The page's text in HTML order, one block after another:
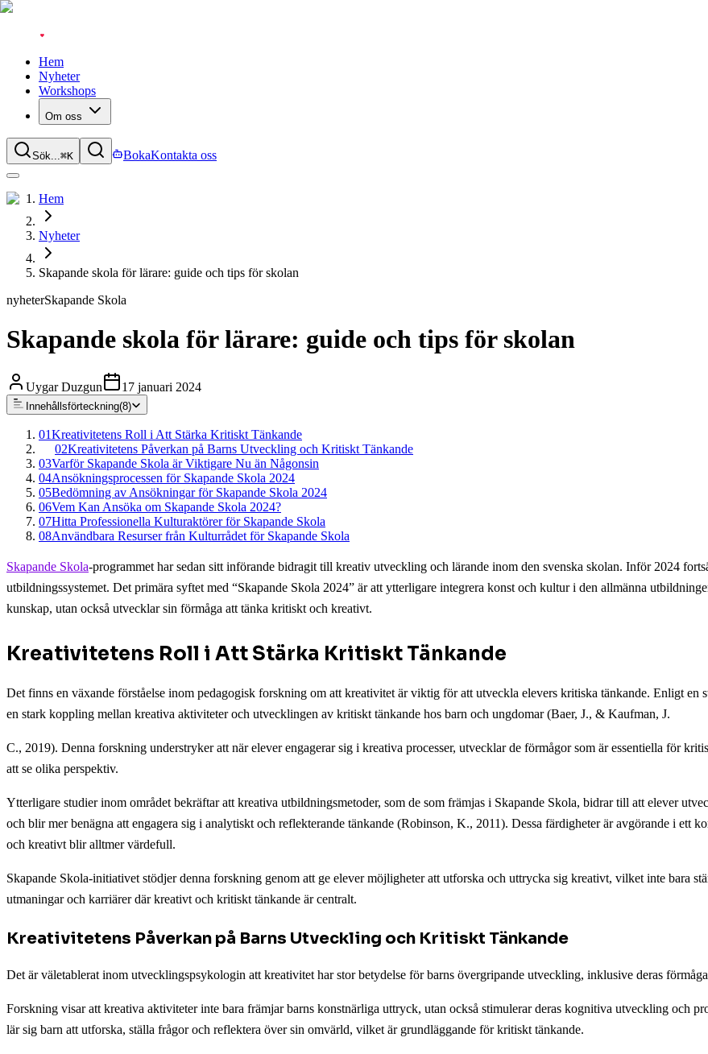
Hem
Nyheter
Workshops
Om oss
Sök...⌘K BokaKontakta oss
Hem
Nyheter
Skapande skola för lärare: guide och tips för skolan
nyheterSkapande Skola
Skapande skola för lärare: guide och tips för skolan
Uygar Duzgun 17 januari 2024
Innehållsförteckning(8)
01Kreativitetens Roll i Att Stärka Kritiskt Tänkande
02Kreativitetens Påverkan på Barns Utveckling och Kritiskt Tänkande
03Varför Skapande Skola är Viktigare Nu än Någonsin
04Ansökningsprocessen för Skapande Skola 2024
05Bedömning av Ansökningar för Skapande Skola 2024
06Vem Kan Ansöka om Skapande Skola 2024?
07Hitta Professionella Kulturaktörer för Skapande Skola
08Användbara Resurser från Kulturrådet för Skapande Skola
Skapande Skola-programmet har sedan sitt införande bidragit till kreativ utveckling och lärande inom den svenska skolan. Inför 2024
utbildningssystemet. Det primära syftet med “Skapande Skola 2024” är att ytterligare integrera konst och kultur i den allmänna
kunskap, utan också utvecklar sin förmåga att tänka kritiskt och kreativt.
Kreativitetens Roll i Att Stärka Kritiskt Tänkande
Det finns en växande förståelse inom pedagogisk forskning om att kreativitet är viktig för att utveckla elevers kritiska tänkande. Enligt
en stark koppling mellan kreativa aktiviteter och utvecklingen av kritiskt tänkande hos barn och ungdomar (Baer, J., & Kaufman, J.
C., 2019). Denna forskning understryker att när elever engagerar sig i kreativa processer, utvecklar de förmågor som är essentiella för
att se olika perspektiv.
Ytterligare studier inom området bekräftar att kreativa utbildningsmetoder, som de som främjas i Skapande Skola, bidrar till att elever
och blir mer benägna att engagera sig i analytiskt och reflekterande tänkande (Robinson, K., 2011). Dessa färdigheter är avgörande i ett
och kreativt blir alltmer värdefull.
Skapande Skola-initiativet stödjer denna forskning genom att ge elever möjligheter att utforska och uttrycka sig kreativt, vilket inte bara
utmaningar och karriärer där kreativt och kritiskt tänkande är centralt.
Kreativitetens Påverkan på Barns Utveckling och Kritiskt Tänkande
Det är väletablerat inom utvecklingspsykologin att kreativitet har stor betydelse för barns övergripande utveckling, inklusive deras
Forskning visar att kreativa aktiviteter inte bara främjar barns konstnärliga uttryck, utan också stimulerar deras kognitiva utveckling och
lär sig barn att utforska, ställa frågor och reflektera över sin omvärld, vilket är grundläggande för kritiskt tänkande.